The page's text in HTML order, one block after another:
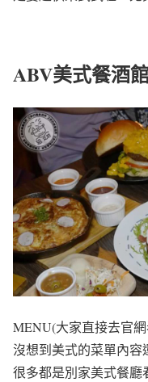
ABV美式餐酒
MENU(大家直接去官網
沒想到美式的菜單內容
很多都是別家美式餐廳